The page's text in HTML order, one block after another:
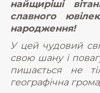
найщиріші
славного
народження!
У цей чудовий
свою шану і
пишається не
географічна